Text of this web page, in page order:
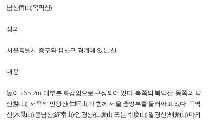
남산南山(목멱산)
정의
서울특별시 중구와 용산구 경계에 있는 산.
내용
높이 265.2m. 대부분 화강암으로 구성되어 있다. 북쪽의 북악산, 동쪽의 낙
산(駱山), 서쪽의 인왕산(仁旺山)과 함께 서울 중앙부를 둘러싸고 있다. 목멱
산(木覓山)·종남산(終南山)·인경산(仁慶山 또는 引慶山)·열경산(列慶山)·마뫼